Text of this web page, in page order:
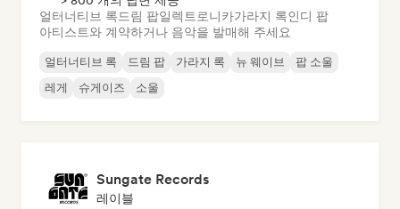
얼터너티브 록드림 팝일렉트로니카가라지 록인디 팝
아티스트와 계약하거나 음악을 발매해 주세요
얼터너티브 록 드림 팝 가라지 록 뉴 웨이브
팝 소울
레게
슈게이즈 소울
Sungate Records
레이블